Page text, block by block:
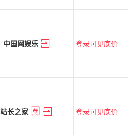
中国网娱乐 登录可见底价
站长之家 登录可见底价